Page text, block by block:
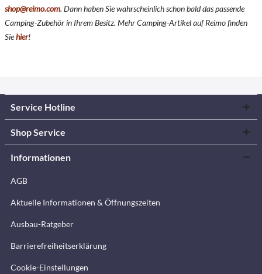
shop@reimo.com. Dann haben Sie wahrscheinlich schon bald das passende
Camping-Zubehör in Ihrem Besitz. Mehr Camping-Artikel auf Reimo finden
Siehier!
Service Hotline
Shop Service
Informationen
AGB
Aktuelle Informationen & Öffnungszeiten
Ausbau-Ratgeber
Barrierefreiheitserklärung
Cookie-Einstellungen